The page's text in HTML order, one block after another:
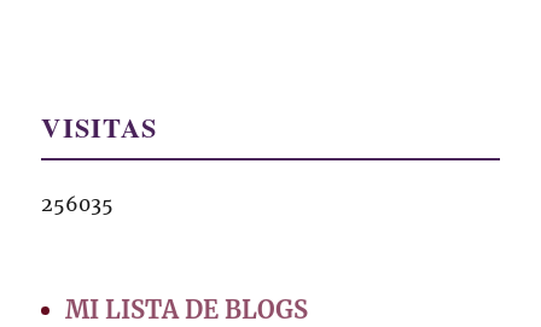
VISITAS
256035
MI LISTA DE BLOGS